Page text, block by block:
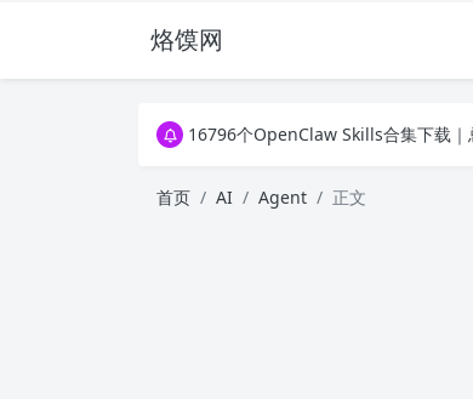
烙馍网16796个OpenClaw Skills合集下载
徐州园博园初步开放时间定了！10大
徐州园博园初步开放时间定了！10大
首页 AI Agent 正文